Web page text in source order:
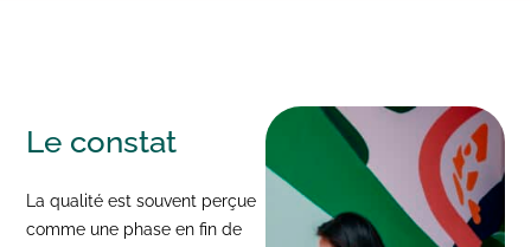
Le constat
La qualité est souvent perçue
comme une phase en fin de